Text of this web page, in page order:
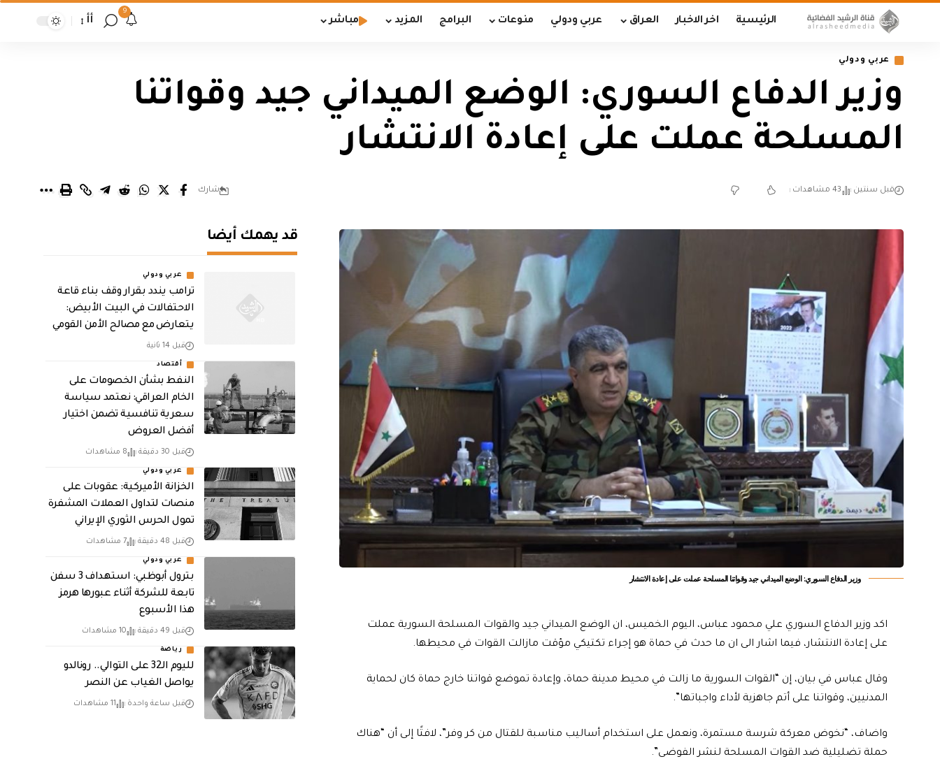
الرئيسية اخر الاخبار العراق عربي ودولي منوعات البرامج المزيد مباشر
9
أأ
عربي ودولي
وزير الدفاع السوري: الوضع الميداني جيد وقواتنا
المسلحة عملت على إعادة الانتشار
قبل سنتين 43 مشاهدات شارك
وزير الدفاع السوري: الوضع الميداني جيد وقواتنا المسلحة عملت على إعادة الانتشار
اكد وزير الدفاع السوري علي محمود عباس، اليوم الخميس، ان الوضع الميداني جيد والقوات المسلحة السورية عملت
على إعادة الانتشار، فيما اشار الى ان ما حدث في حماة هو إجراء تكتيكي مؤقت مازالت القوات في محيطها.
وقال عباس في بيان، إن “القوات السورية ما زالت في محيط مدينة حماة، وإعادة تموضع قواتنا خارج حماة كان لحماية
المدنيين، وقواتنا على أتم جاهزية لأداء واجباتها”.
واضاف، “نخوض معركة شرسة مستمرة، ونعمل على استخدام أساليب مناسبة للقتال من كر وفر”، لافتًا إلى أن “هناك
حملة تضليلية ضد القوات المسلحة لنشر الفوضى”.
قد يهمك أيضا
عربي ودولي
ترامب يندد بقرار وقف بناء قاعة
الاحتفالات في البيت الأبيض:
يتعارض مع مصالح الأمن القومي
قبل 14 ثانية
أقتصاد
النفط بشأن الخصومات على
الخام العراقي: نعتمد سياسة
سعرية تنافسية تضمن اختيار
أفضل العروض
قبل 30 دقيقة 8 مشاهدات
عربي ودولي
الخزانة الأميركية: عقوبات على
منصات لتداول العملات المشفرة
تمول الحرس الثوري الإيراني
قبل 48 دقيقة 7 مشاهدات
عربي ودولي
بترول أبوظبي: استهداف 3 سفن
تابعة للشركة أثناء عبورها هرمز
هذا الأسبوع
قبل 49 دقيقة 10 مشاهدات
رياضة
لليوم الـ32 على التوالي.. رونالدو
يواصل الغياب عن النصر
قبل ساعة واحدة 11 مشاهدات